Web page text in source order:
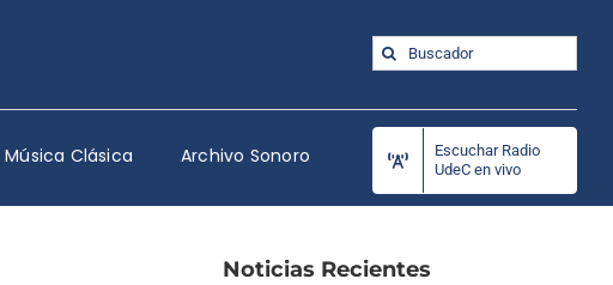
Buscar:
Música Clásica Archivo Sonoro
Escuchar Radio
UdeC en vivo
Noticias Recientes